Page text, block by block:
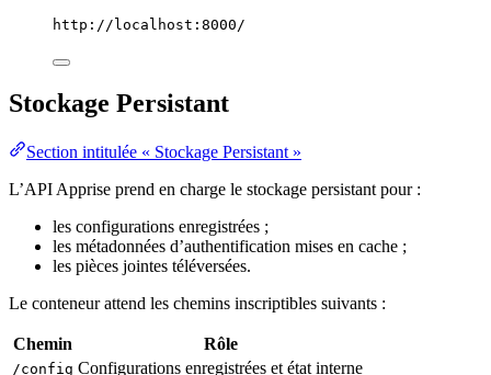
http://localhost:8000/
Stockage Persistant
Section intitulée « Stockage Persistant »
L’API Apprise prend en charge le stockage persistant pour :
les configurations enregistrées ;
les métadonnées d’authentification mises en cache ;
les pièces jointes téléversées.
Le conteneur attend les chemins inscriptibles suivants :
Chemin Rôle
/config Configurations enregistrées et état interne